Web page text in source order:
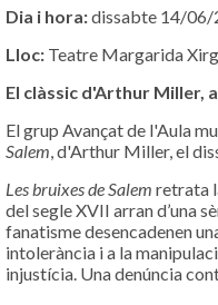
Dia i hora:dissabte 14/06/
Lloc:Teatre Margarida
El clàssic d'Arthur Miller,
El grup Avançat de l'Aula
Salem , d'Arthur Miller, el
Les bruixes de Salem retrata
del segle XVII arran d’una
fanatisme desencadenen
intolerància i a la
injustícia. Una denúncia